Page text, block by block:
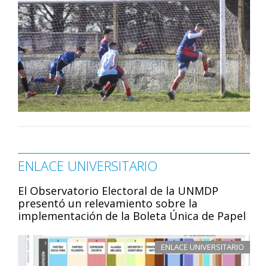
ENLACE UNIVERSITARIO
El Observatorio Electoral de la UNMDP
presentó un relevamiento sobre la
implementación de la Boleta Única de Papel
ENLACE UNIVERSITARIO